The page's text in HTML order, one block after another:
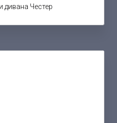
дивана Честер